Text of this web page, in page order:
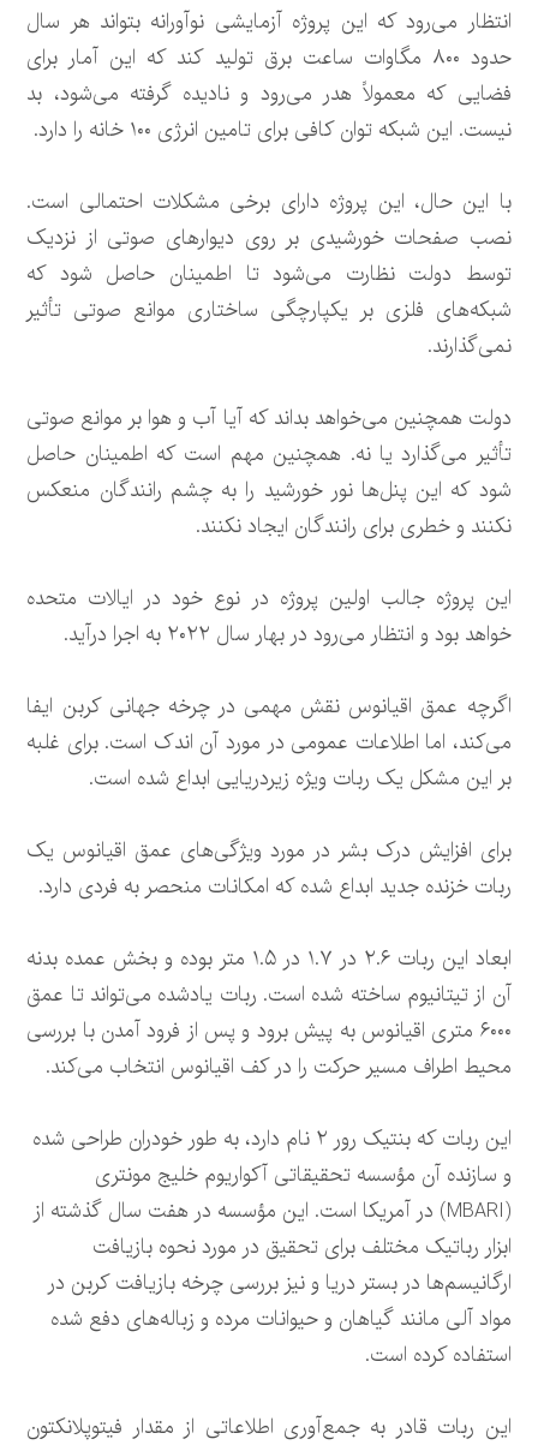
انتظار می‌رود که این پروژه آزمایشی نوآورانه بتواند هر سال
حدود ۸۰۰ مگاوات ساعت برق تولید کند که این آمار برای
فضایی که معمولاً هدر می‌رود و نادیده گرفته می‌شود، بد
نیست. این شبکه توان کافی برای تامین انرژی ۱۰۰ خانه را دارد.
با این حال، این پروژه دارای برخی مشکلات احتمالی است.
نصب صفحات خورشیدی بر روی دیوارهای صوتی از نزدیک
توسط دولت نظارت می‌شود تا اطمینان حاصل شود که
شبکه‌های فلزی بر یکپارچگی ساختاری موانع صوتی تأثیر
نمی‌گذارند.
دولت همچنین می‌خواهد بداند که آیا آب و هوا بر موانع صوتی
تأثیر می‌گذارد یا نه. همچنین مهم است که اطمینان حاصل
شود که این پنل‌ها نور خورشید را به چشم رانندگان منعکس
نکنند و خطری برای رانندگان ایجاد نکنند.
این پروژه جالب اولین پروژه در نوع خود در ایالات متحده
خواهد بود و انتظار می‌رود در بهار سال ۲۰۲۲ به اجرا درآید.
اگرچه عمق اقیانوس نقش مهمی در چرخه جهانی کربن ایفا
می‌کند، اما اطلاعات عمومی در مورد آن اندک است. برای غلبه
بر این مشکل یک ربات ویژه زیردریایی ابداع شده است.
برای افزایش درک بشر در مورد ویژگی‌های عمق اقیانوس یک
ربات خزنده جدید ابداع شده که امکانات منحصر به فردی دارد.
ابعاد این ربات ۲.۶ در ۱.۷ در ۱.۵ متر بوده و بخش عمده بدنه
آن از تیتانیوم ساخته شده است. ربات یادشده می‌تواند تا عمق
۶۰۰۰ متری اقیانوس به پیش برود و پس از فرود آمدن با بررسی
محیط اطراف مسیر حرکت را در کف اقیانوس انتخاب می‌کند.
این ربات که بنتیک رور ۲ نام دارد، به طور خودران طراحی شده
و سازنده آن مؤسسه تحقیقاتی آکواریوم خلیج مونتری
(MBARI) در آمریکا است. این مؤسسه در هفت سال گذشته از
ابزار رباتیک مختلف برای تحقیق در مورد نحوه بازیافت
ارگانیسم‌ها در بستر دریا و نیز بررسی چرخه بازیافت کربن در
مواد آلی مانند گیاهان و حیوانات مرده و زباله‌های دفع شده
استفاده کرده است.
این ربات قادر به جمع‌آوری اطلاعاتی از مقدار فیتوپلانکتون